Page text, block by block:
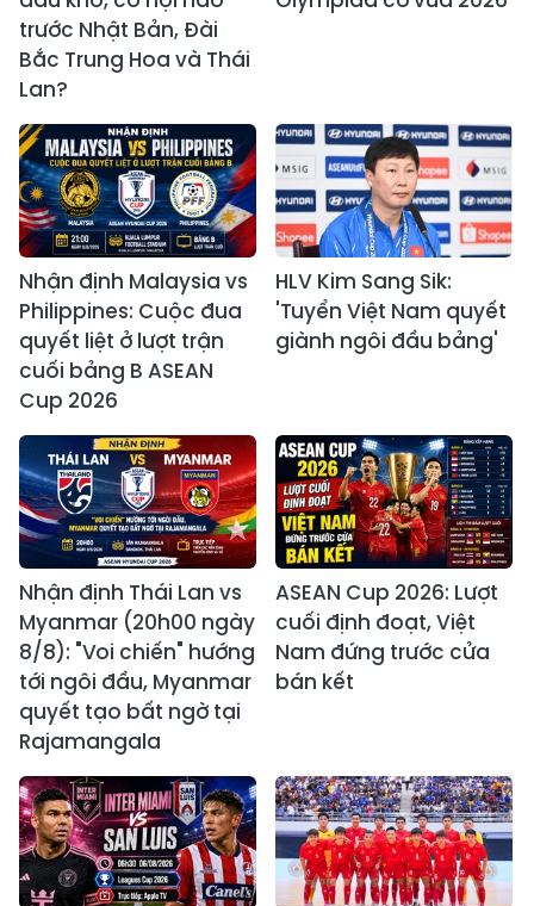
trước Nhật Bản, Đài
Bắc Trung Hoa và Thái
Lan?
Nhận định Malaysia vs
Philippines: Cuộc đua
quyết liệt ở lượt trận
cuối bảng B ASEAN
Cup 2026
HLV Kim Sang Sik:
'Tuyển Việt Nam quyết
giành ngôi đầu bảng'
Nhận định Thái Lan vs
Myanmar (20h00 ngày
8/8): "Voi chiến" hướng
tới ngôi đầu, Myanmar
quyết tạo bất ngờ tại
Rajamangala
ASEAN Cup 2026: Lượt
cuối định đoạt, Việt
Nam đứng trước cửa
bán kết